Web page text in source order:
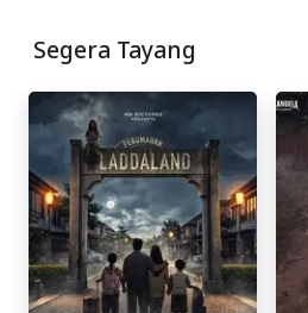
Segera Tayang